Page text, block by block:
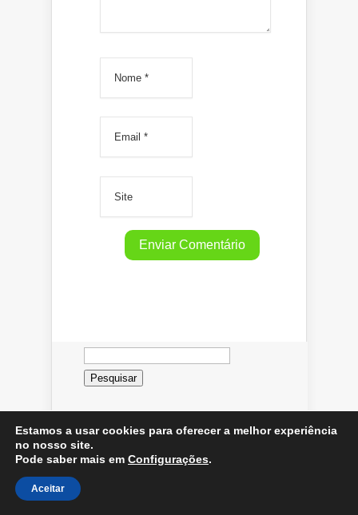
Pesquisar
por:
Artigos Recentes
Estamos a usar cookies para oferecer a melhor experiência
no nosso site.
Pode saber mais em Configurações.
Aceitar